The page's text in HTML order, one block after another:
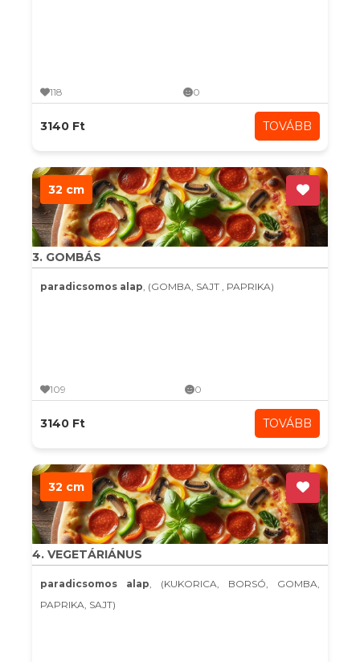
118 0
3140 Ft TOVÁBB
32 cm
3. GOMBÁS
paradicsomos alap, (GOMBA, SAJT , PAPRIKA)
109 0
3140 Ft TOVÁBB
32 cm
4. VEGETÁRIÁNUS
paradicsomos alap, (KUKORICA, BORSÓ, GOMBA,
PAPRIKA, SAJT)